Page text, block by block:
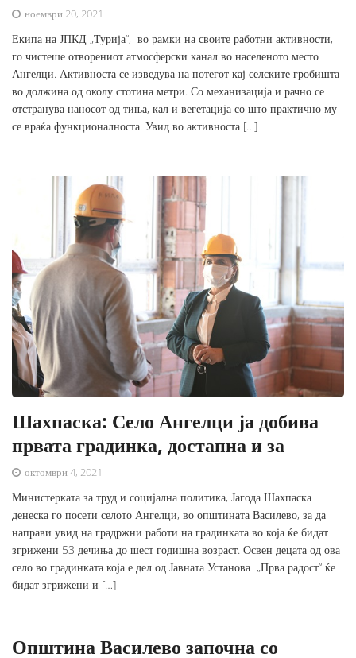
ноември 20, 2021
Екипа на ЈПКД „Турија“, во рамки на своите работни активности,
го чистеше отворениот атмосферски канал во населеното место
Ангелци. Активноста се изведува на потегот кај селските гробишта
во должина од околу стотина метри. Со механизација и рачно се
отстранува наносот од тиња, кал и вегетација со што практично му
се враќа функционалноста. Увид во активноста […]
Шахпаска: Село Ангелци ја добива
првата градинка, достапна и за
октомври 4, 2021
Министерката за труд и социјална политика, Јагода Шахпаска
денеска го посети селото Ангелци, во општината Василево, за да
направи увид на градржни работи на градинката во која ќе бидат
згрижени 53 дечиња до шест годишна возраст. Освен децата од ова
село во градинката која е дел од Јавната Установа „Прва радост“ ќе
бидат згрижени и […]
Општина Василево започна со